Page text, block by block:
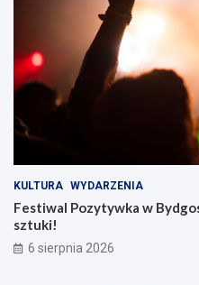
KULTURA WYDARZENIA
Festiwal Pozytywka w
sztuki!
6 sierpnia 2026